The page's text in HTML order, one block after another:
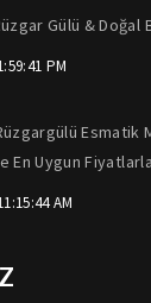
Gülü &
PM
Esmatik
En Uygun
AM